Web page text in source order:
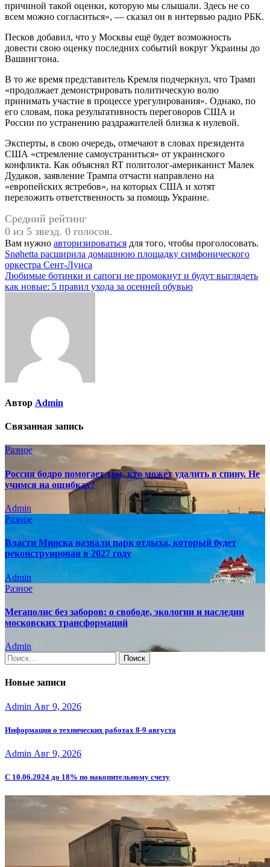
причиной такой оценки, которую мы слышали. Здесь не со
всем можно согласиться», — сказал он в интервью радио РБК.
Песков добавил, что у Москвы ещё будет возможность
довести свою оценку последних событий вокруг Украины до
Вашингтона.
В то же время представитель Кремля подчеркнул, что Трамп
«продолжает демонстрировать политическую волю
принимать участие в процессе урегулирования». Однако, по
его словам, пока результативность переговоров США и
России по устранению раздражителей близка к нулевой.
Эксперты, в свою очередь, отмечают в словах президента
США «стремление самоустраниться» от украинского
конфликта. Как объяснял RT политолог-американист Малек
Дудаков, заявление Трампа отчасти направлено на
«европейских ястребов», на которых США и хотят
переложить ответственность за помощь Украине.
Средний рейтинг
0 из 5 звезд. 0 голосов.
Вам нужно авторизироваться для того, чтобы проголосовать.
Навигация
по
записям
Snøhetta расширила домашнюю площадку симфонического
оркестра Сент-Луиса
Любимые ботинки и сапоги не промокнут и будут выглядеть
как новые: 5 правил ухода за осенней обувью
Автор Admin
Связанная запись
Разное
Россия бодро помогает тем, кто может удалить в спину. Не
учимся на ошибках?
Admin
Разное
Власти Минска назвали парк отдыха, который будет
реконструирован в 2027 году
Admin
Разное
Мегаполис без заборов: о свободе, экологии и наследии
московских трансформаций
Admin
Найти:
Новые записи
Admin Авг 9, 2026
Информация о технических работах 8-9 августа
Admin Авг 9, 2026
С 10.06.2024 до 18% по накопительному счету